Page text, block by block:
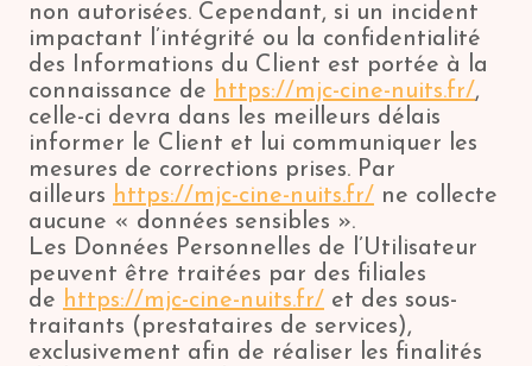
non autorisées. Cependant, si un incident
impactant l’intégrité ou la confidentialité
des Informations du Client est portée à la
connaissance de https://mjc-cine-nuits.fr/,
celle-ci devra dans les meilleurs délais
informer le Client et lui communiquer les
mesures de corrections prises. Par
ailleurs https://mjc-cine-nuits.fr/ ne collecte
aucune « données sensibles ».
Les Données Personnelles de l’Utilisateur
peuvent être traitées par des filiales
de https://mjc-cine-nuits.fr/ et des sous-
traitants (prestataires de services),
exclusivement afin de réaliser les finalités